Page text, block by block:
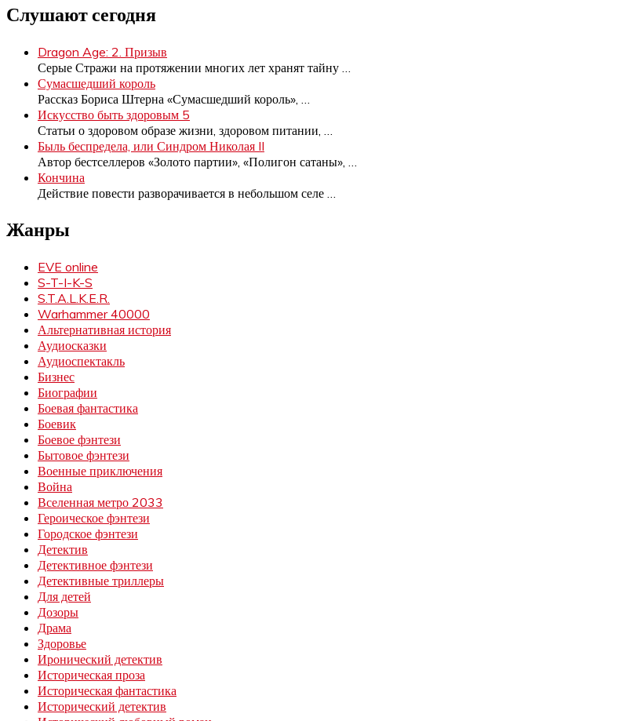
Слушают сегодня
Dragon Age: 2. Призыв
Серые Стражи на протяжении многих лет хранят тайну
Сумасшедший король
Рассказ Бориса Штерна «Сумасшедший король»,
Искусство быть здоровым 5
Статьи о здоровом образе жизни, здоровом питании,
Быль беспредела, или Синдром Николая II
Автор бестселлеров «Золото партии», «Полигон сатаны»,
Кончина
Действие повести разворачивается в небольшом селе
Жанры
EVE online
S-T-I-K-S
S.T.A.L.K.E.R.
Warhammer 40000
Альтернативная история
Аудиосказки
Аудиоспектакль
Бизнес
Биографии
Боевая фантастика
Боевик
Боевое фэнтези
Бытовое фэнтези
Военные приключения
Война
Вселенная метро 2033
Героическое фэнтези
Городское фэнтези
Детектив
Детективное фэнтези
Детективные триллеры
Для детей
Дозоры
Драма
Здоровье
Иронический детектив
Историческая проза
Историческая фантастика
Исторический детектив